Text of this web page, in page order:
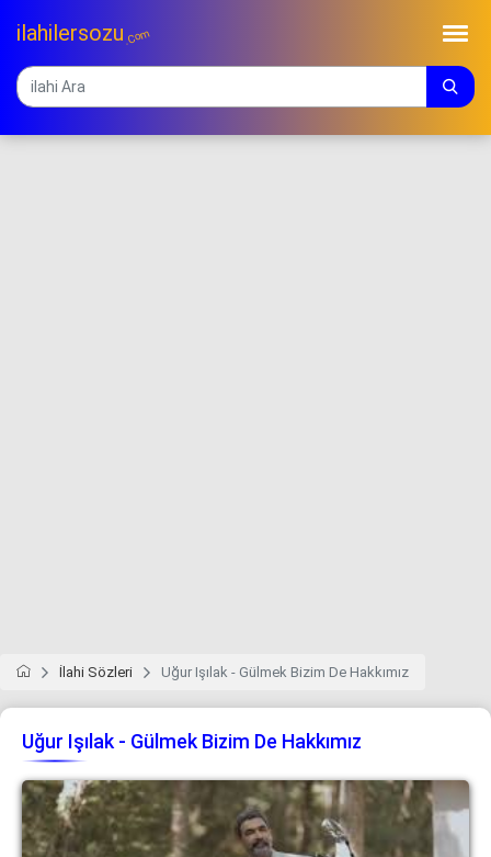
ilahilersozu.Com
İlahi Sözleri Uğur Işılak - Gülmek Bizim De Hakkımız
Uğur Işılak - Gülmek Bizim De Hakkımız